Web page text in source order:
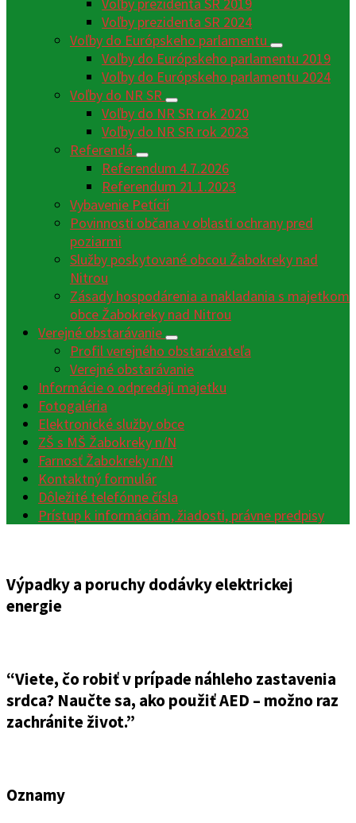
Voľby prezidenta SR 2024
Voľby do Európskeho parlamentu
Voľby do Európskeho parlamentu 2019
Voľby do Európskeho parlamentu 2024
Voľby do NR SR
Voľby do NR SR rok 2020
Voľby do NR SR rok 2023
Referendá
Referendum 4.7.2026
Referendum 21.1.2023
Vybavenie Petícií
Povinnosti občana v oblasti ochrany pred
poziarmi
Služby poskytované obcou Žabokreky nad
Nitrou
Zásady hospodárenia a nakladania s majetkom
obce Žabokreky nad Nitrou
Verejné obstarávanie
Profil verejného obstarávateľa
Verejné obstarávanie
Informácie o odpredaji majetku
Fotogaléria
Elektronické služby obce
ZŠ s MŠ Žabokreky n/N
Farnosť Žabokreky n/N
Kontaktný formulár
Dôležité telefónne čísla
Prístup k informáciám, žiadosti, právne predpisy
Výpadky a poruchy dodávky elektrickej
energie
“Viete, čo robiť v prípade náhleho zastavenia
srdca? Naučte sa, ako použiť AED – možno raz
zachránite život.”
Oznamy